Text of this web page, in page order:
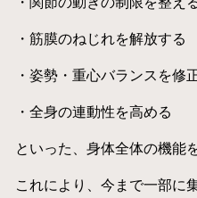
・筋膜のねじれを解放する
・姿勢・重心バランスを修
・全身の連動性を高める
といった、身体全体の機能
これにより、今まで一部に